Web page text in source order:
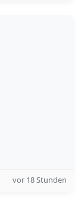
vor 18 Stunden